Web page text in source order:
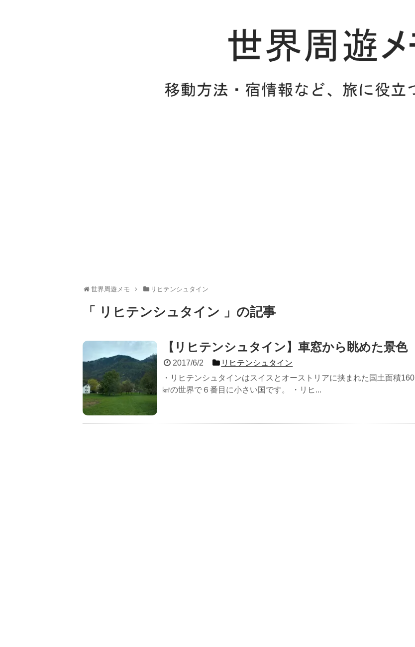
世界周遊メモ リヒテンシュタイン
「 リヒテンシュタイン 」の記事
【リヒテンシュタイン】車窓から眺めた景色
2017/6/2
リヒテンシュタイン
・リヒテンシュタインはスイスとオーストリアに挟まれた国土面積160
㎢の世界で６番目に小さい国です。 ・リヒ...